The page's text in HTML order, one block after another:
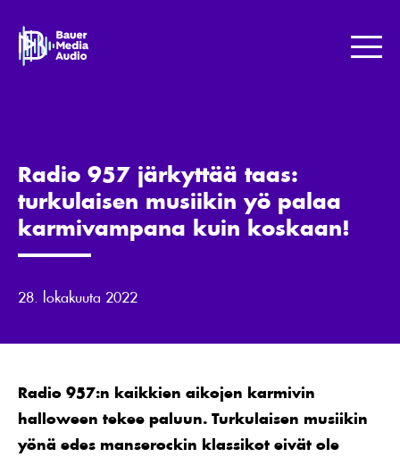
content
Bauer
Media
Radio 957 järkyttää taas:
turkulaisen musiikin yö palaa
karmivampana kuin koskaan!
28. lokakuuta 2022
Radio 957:n kaikkien aikojen karmivin
halloween tekee paluun. Turkulaisen musiikin
yönä edes manserockin klassikot eivät ole